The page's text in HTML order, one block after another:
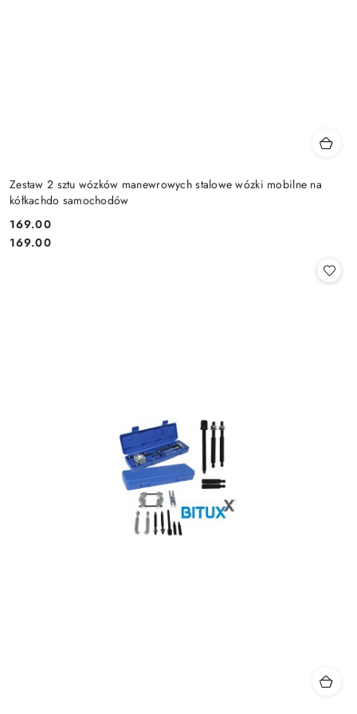
Zestaw 2 sztu wózków manewrowych stalowe wózki mobilne na
kółkachdo samochodów
Cena:
169.00
Cena:
169.00